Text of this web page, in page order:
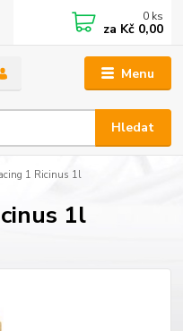
Menu
Hledat
0 ks
za Kč 0,00
1 Ricinus 1l
1l